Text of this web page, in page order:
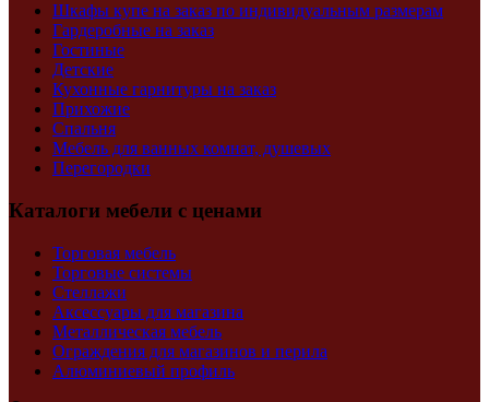
Шкафы купе на заказ по индивидуальным размерам
Гардеробные на заказ
Гостиные
Детские
Кухонные гарнитуры на заказ
Прихожие
Спальня
Мебель для ванных комнат, душевых
Перегородки
Каталоги мебели с ценами
Торговая мебель
Торговые системы
Стеллажи
Аксессуары для магазина
Металлическая мебель
Ограждения для магазинов и перила
Алюминиевый профиль